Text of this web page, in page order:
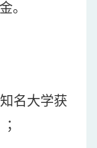
。
名大学获